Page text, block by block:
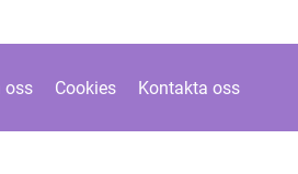
oss Cookies Kontakta oss